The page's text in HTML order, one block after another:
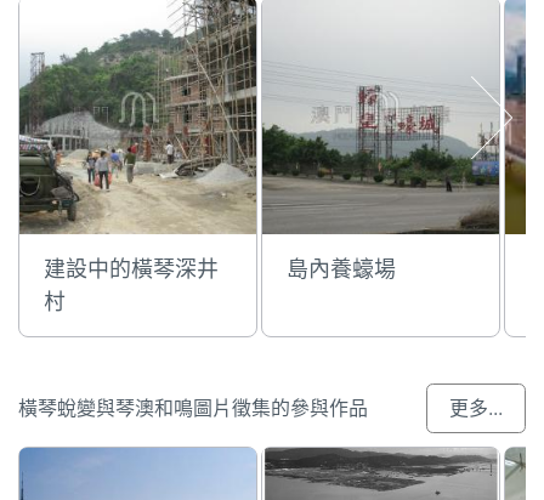
建設中的橫琴深井
村
島內養蠔場
橫琴蛻變與琴澳和鳴圖片徵集的參與作品 更多...